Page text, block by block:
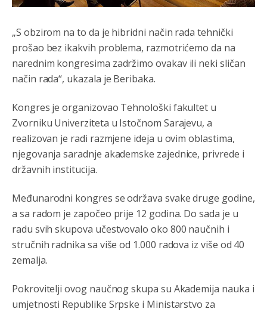
„S obzirom na to da je hibridni način rada tehnički
prošao bez ikakvih problema, razmotrićemo da na
narednim kongresima zadržimo ovakav ili neki sličan
način rada“, ukazala je Beribaka.
Kongres je organizovao Tehnološki fakultet u
Zvorniku Univerziteta u Istočnom Sarajevu, a
realizovan je radi razmjene ideja u ovim oblastima,
njegovanja saradnje akademske zajednice, privrede i
državnih institucija.
Međunarodni kongres se održava svake druge godine,
a sa radom je započeo prije 12 godina. Do sada je u
radu svih skupova učestvovalo oko 800 naučnih i
stručnih radnika sa više od 1.000 radova iz više od 40
zemalja.
Pokrovitelji ovog naučnog skupa su Akademija nauka i
umjetnosti Republike Srpske i Ministarstvo za
da brani? A imamo vojsku Kosova kojoj želimo svako
dobro i da se što bolje opreme
Анонимно2808202 8/6/2026 1:38
i mi tebi želimo dug život i tešku bolest
Анонимно2808216 8/6/2026 1:42
Akò se prevede...manji umro nego sto se rodio.
Анонимно2806721 8/6/2026 2:27
Анонимно2808843 8/6/2026
6:20
reconquista
pusti ih ciganija...pocetkom ovog vjeka,neko rece za
Radovana i Ratka kaki su oni srbi...i poce dalje da
besjedi znam ja dobro sta je bilo u Ag-ci...